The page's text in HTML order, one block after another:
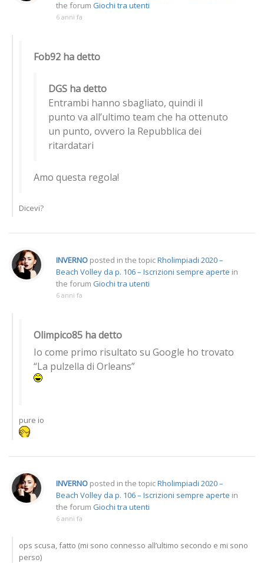
the forum Giochi tra utenti
6 anni fa
Fob92 ha detto
DGS ha detto
Entrambi hanno sbagliato, quindi il
punto va all’ultimo team che ha ottenuto
un punto, ovvero la Repubblica dei
ritardatari
Amo questa regola!
Dicevi?
INVERNO posted in the topicRholimpiadi 2020 –
Beach Volley da p. 106 – Iscrizioni sempre aperte in
the forum Giochi tra utenti
6 anni fa
Olimpico85 ha detto
Io come primo risultato su Google ho trovato
“La pulzella di Orleans”
pure io
INVERNO posted in the topicRholimpiadi 2020 –
Beach Volley da p. 106 – Iscrizioni sempre aperte in
the forum Giochi tra utenti
6 anni fa
ops scusa, fatto (mi sono connesso all’ultimo secondo e mi sono
perso)